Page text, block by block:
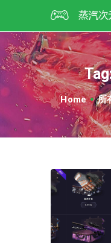
Home 所
CSGO开箱
DOTA2开箱
开箱教程
CSGO/
三方开箱
COSPLAY
CSGO刀
CSGO箱子